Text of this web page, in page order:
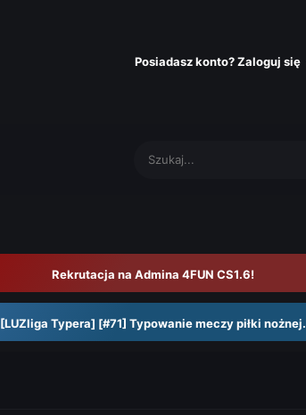
Posiadasz konto? Zaloguj się
Rekrutacja na Admina 4FUN CS1.6!
[LUZliga Typera] [#71] Typowanie meczy piłki nożnej.